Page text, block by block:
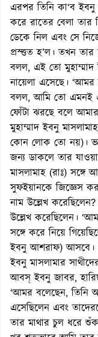
এরপর তিনি কা‘ব
করে রাতের বেলা তার
ডেকে নিল এবং সে
প্রস্ত্তত হ’ল। তখন
বলল, এই তো
নায়েলা এসেছে। ‘আমর
বলল, আমি তো এমনই
ফোঁটা ঝরছে বলে
মুহাম্মাদ ইবনু
কোন লোক তো নয়)। ভদ্র
জন্য ডাকলে তার
মাসলামাহ (রাঃ) সঙ্গে
সুফইয়ানকে জিজ্ঞেস
নাম উল্লেখ
উল্লেখ করেছিলেন।
সঙ্গে করে নিয়ে
ইবনু আশরাফ) আসবে।
ইবনু মাসলামার
আবস্ ইবনু জাবর,
‘আমর বলেছেন, তিনি
এসেছিলেন এবং
তার মাথার চুল ধরে